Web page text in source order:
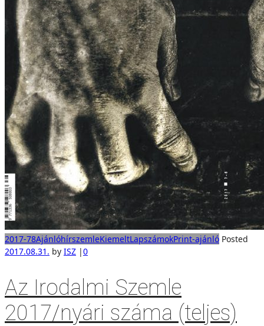
2017-78AjánlóhírszemleKiemeltLapszámokPrint-ajánló Posted
2017.08.31. by ISZ |0
Az Irodalmi Szemle
2017/nyári száma (teljes)